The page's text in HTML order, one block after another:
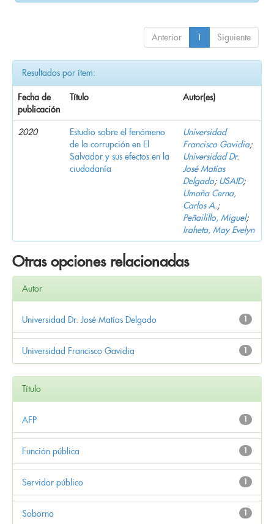
Anterior 1 Siguiente
Resultados por ítem:
Fecha de
publicación
Título Autor(es)
2020
Estudio sobre el fenómeno
de la corrupción en El
Salvador y sus efectos en la
ciudadanía
Universidad
Francisco Gavidia;
Universidad Dr.
José Matías
Delgado; USAID;
Umaña Cerna,
Carlos A.;
Peñailillo, Miguel;
Iraheta, May Evelyn
Otras opciones relacionadas
Autor
1
Universidad Dr. José Matías Delgado
1
Universidad Francisco Gavidia
Título
1
AFP
1
Función pública
1
Servidor público
1
Soborno